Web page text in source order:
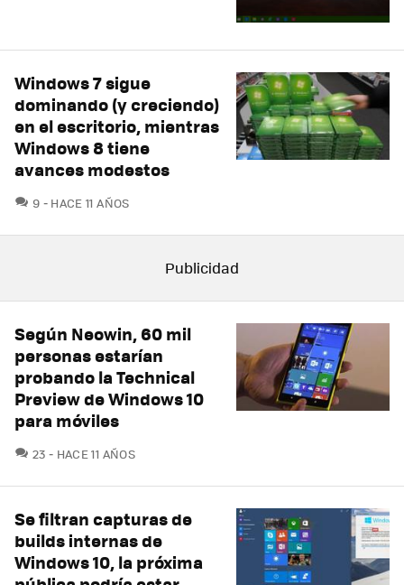
Windows 7 sigue
dominando (y creciendo)
en el escritorio, mientras
Windows 8 tiene
avances modestos
9 COMENTARIOS
HACE 11 AÑOS
Según Neowin, 60 mil
personas estarían
probando la Technical
Preview de Windows 10
para móviles
23 COMENTARIOS
HACE 11 AÑOS
Se filtran capturas de
builds internas de
Windows 10, la próxima